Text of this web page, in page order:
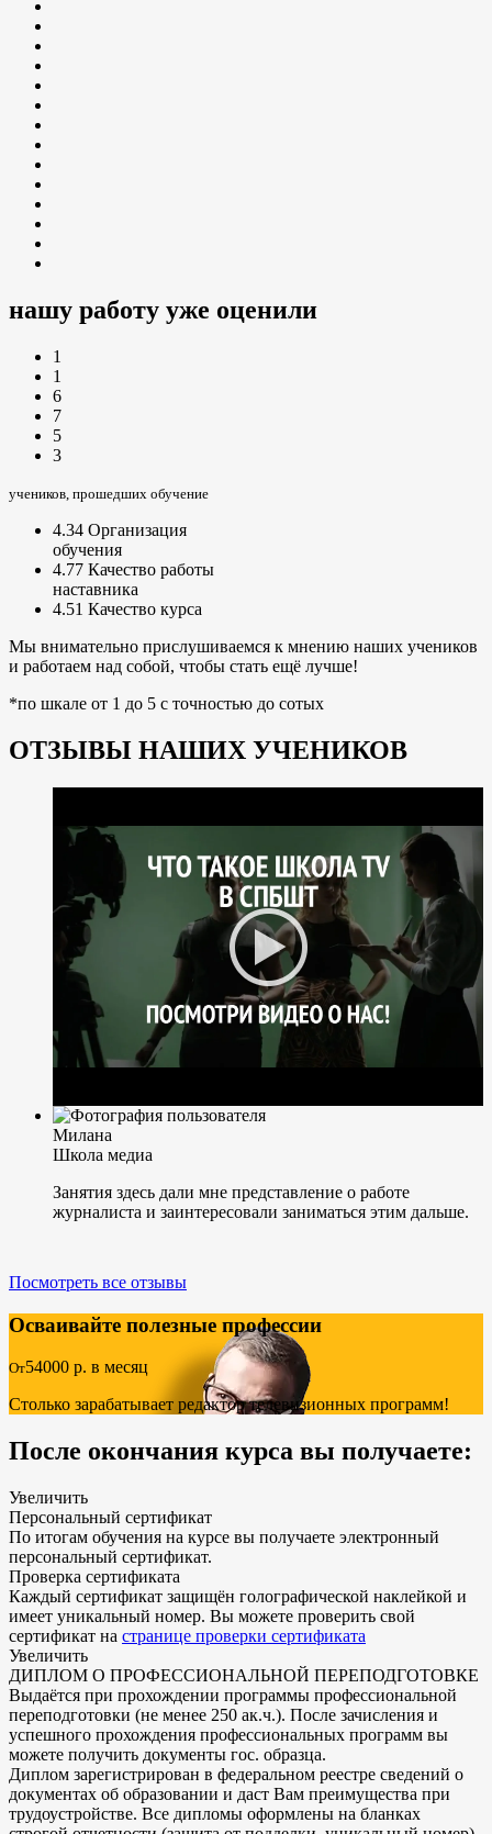
нашу работу уже оценили
1
1
6
7
5
3
учеников, прошедших обучение
4.34 Организация
обучения
4.77 Качество работы
наставника
4.51 Качество курса
Мы внимательно прислушиваемся к мнению наших учеников
и работаем над собой, чтобы стать ещё лучше!
*по шкале от 1 до 5 с точностью до сотых
ОТЗЫВЫ НАШИХ УЧЕНИКОВ
Милана
Школа медиа
Занятия здесь дали мне представление о работе
журналиста и заинтересовали заниматься этим дальше.
Посмотреть все отзывы
Осваивайте полезные профессии
От54000 р. в месяц
Столько зарабатывает редактор телевизионных программ!
После окончания курса вы получаете:
Увеличить
Персональный сертификат
По итогам обучения на курсе вы получаете электронный
персональный сертификат.
Проверка сертификата
Каждый сертификат защищён голографической наклейкой и
имеет уникальный номер. Вы можете проверить свой
сертификат на странице проверки сертификата
Увеличить
ДИПЛОМ О ПРОФЕССИОНАЛЬНОЙ ПЕРЕПОДГОТОВКЕ
Выдаётся при прохождении программы профессиональной
переподготовки (не менее 250 ак.ч.). После зачисления и
успешного прохождения профессиональных программ вы
можете получить документы гос. образца.
Диплом зарегистрирован в федеральном реестре сведений о
документах об образовании и даст Вам преимущества при
трудоустройстве. Все дипломы оформлены на бланках